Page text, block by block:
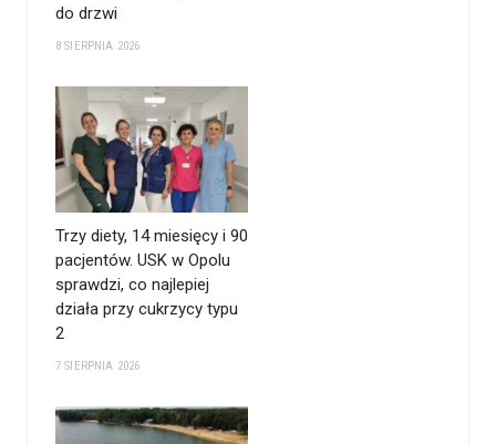
do drzwi
8 SIERPNIA 2026
Trzy diety, 14 miesięcy i 90
pacjentów. USK w Opolu
sprawdzi, co najlepiej
działa przy cukrzycy typu
2
7 SIERPNIA 2026